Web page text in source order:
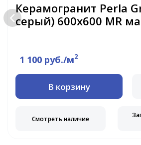
Керамогранит Perla
серый) 600х600 MR
1 100 руб./м2
В корзину
Смотреть наличие